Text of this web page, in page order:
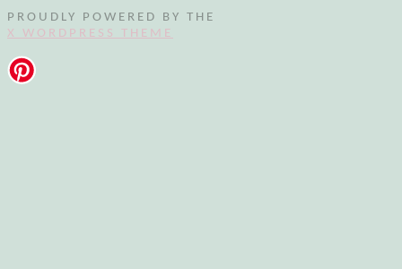
PROUDLY POWERED BY THE
X WORDPRESS THEME